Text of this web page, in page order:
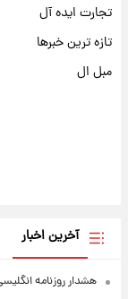
تجارت ایده آل
تازه ترین خبرها
مبل ال
آخرین اخبار
هشدار روزنامه